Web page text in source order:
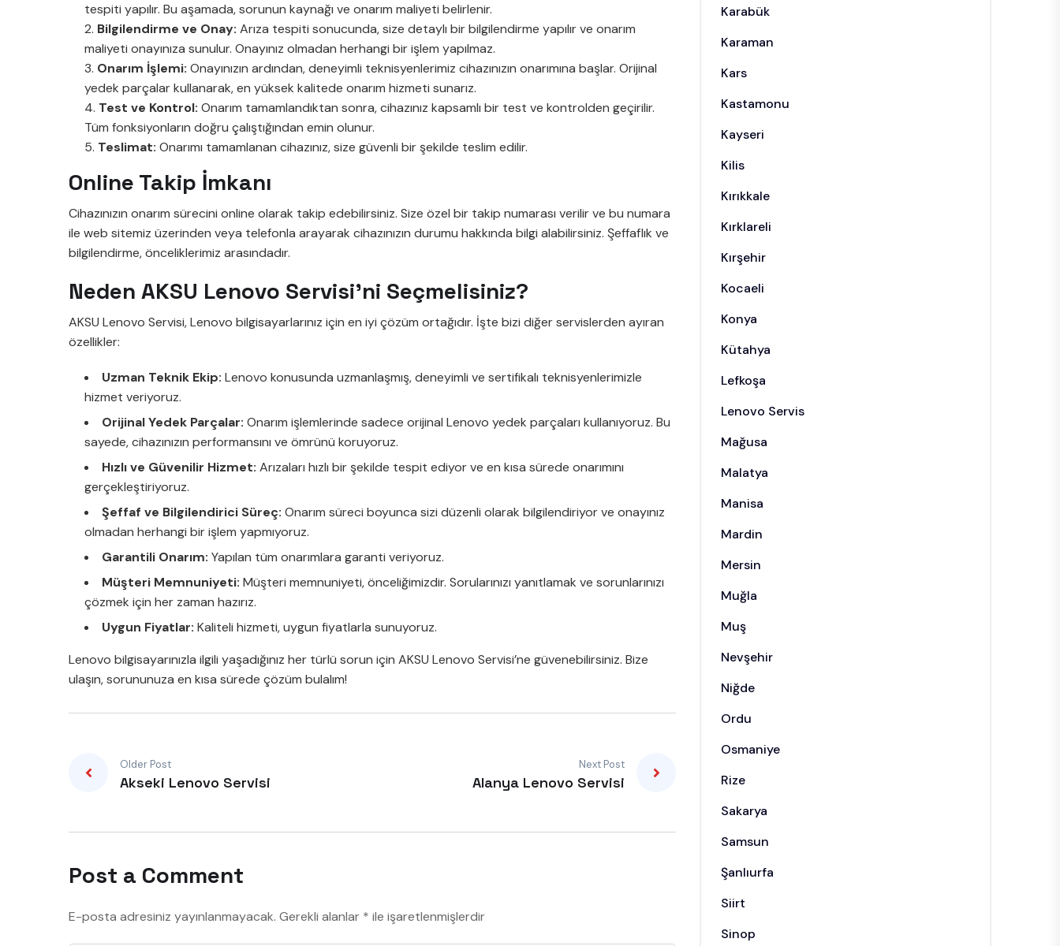
tespiti yapılır. Bu aşamada, sorunun kaynağı ve onarım maliyeti belirlenir.
Bilgilendirme ve Onay: Arıza tespiti sonucunda, size detaylı bir bilgilendirme yapılır ve onarım
maliyeti onayınıza sunulur. Onayınız olmadan herhangi bir işlem yapılmaz.
Onarım İşlemi: Onayınızın ardından, deneyimli teknisyenlerimiz cihazınızın onarımına başlar. Orijinal
yedek parçalar kullanarak, en yüksek kalitede onarım hizmeti sunarız.
Test ve Kontrol: Onarım tamamlandıktan sonra, cihazınız kapsamlı bir test ve kontrolden geçirilir.
Tüm fonksiyonların doğru çalıştığından emin olunur.
Teslimat: Onarımı tamamlanan cihazınız, size güvenli bir şekilde teslim edilir.
Online Takip İmkanı
Cihazınızın onarım sürecini online olarak takip edebilirsiniz. Size özel bir takip numarası verilir ve bu numara
ile web sitemiz üzerinden veya telefonla arayarak cihazınızın durumu hakkında bilgi alabilirsiniz. Şeffaflık ve
bilgilendirme, önceliklerimiz arasındadır.
Neden AKSU Lenovo Servisi’ni Seçmelisiniz?
AKSU Lenovo Servisi, Lenovo bilgisayarlarınız için en iyi çözüm ortağıdır. İşte bizi diğer servislerden ayıran
özellikler:
Uzman Teknik Ekip: Lenovo konusunda uzmanlaşmış, deneyimli ve sertifikalı teknisyenlerimizle
hizmet veriyoruz.
Orijinal Yedek Parçalar: Onarım işlemlerinde sadece orijinal Lenovo yedek parçaları kullanıyoruz. Bu
sayede, cihazınızın performansını ve ömrünü koruyoruz.
Hızlı ve Güvenilir Hizmet: Arızaları hızlı bir şekilde tespit ediyor ve en kısa sürede onarımını
gerçekleştiriyoruz.
Şeffaf ve Bilgilendirici Süreç: Onarım süreci boyunca sizi düzenli olarak bilgilendiriyor ve onayınız
olmadan herhangi bir işlem yapmıyoruz.
Garantili Onarım: Yapılan tüm onarımlara garanti veriyoruz.
Müşteri Memnuniyeti: Müşteri memnuniyeti, önceliğimizdir. Sorularınızı yanıtlamak ve sorunlarınızı
çözmek için her zaman hazırız.
Uygun Fiyatlar: Kaliteli hizmeti, uygun fiyatlarla sunuyoruz.
Lenovo bilgisayarınızla ilgili yaşadığınız her türlü sorun için AKSU Lenovo Servisi’ne güvenebilirsiniz. Bize
ulaşın, sorununuza en kısa sürede çözüm bulalım!
Older Post
Akseki Lenovo Servisi
Next Post
Alanya Lenovo Servisi
Post a Comment
E-posta adresiniz yayınlanmayacak. Gerekli alanlar * ile işaretlenmişlerdir
Karabük
Karaman
Kars
Kastamonu
Kayseri
Kilis
Kırıkkale
Kırklareli
Kırşehir
Kocaeli
Konya
Kütahya
Lefkoşa
Lenovo Servis
Mağusa
Malatya
Manisa
Mardin
Mersin
Muğla
Muş
Nevşehir
Niğde
Ordu
Osmaniye
Rize
Sakarya
Samsun
Şanlıurfa
Siirt
Sinop